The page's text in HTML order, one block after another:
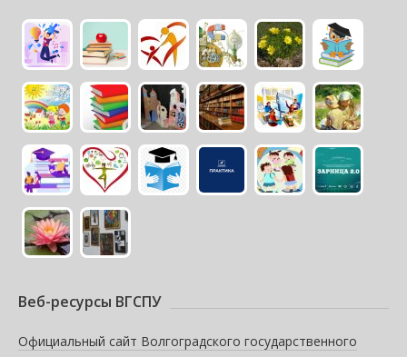
Веб-ресурсы ВГСПУ
Официальный сайт Волгоградского государственного